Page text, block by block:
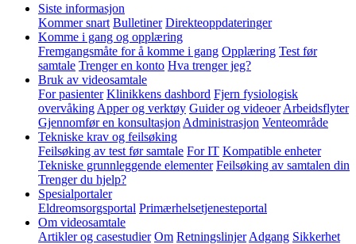
Siste informasjon
Kommer snart Bulletiner Direkteoppdateringer
Komme i gang og opplæring
Fremgangsmåte for å komme i gang Opplæring Test før
samtale Trenger en konto Hva trenger jeg?
Bruk av videosamtale
For pasienter Klinikkens dashbord Fjern fysiologisk
overvåking Apper og verktøy Guider og videoer Arbeidsflyter
Gjennomfør en konsultasjon Administrasjon Venteområde
Tekniske krav og feilsøking
Feilsøking av test før samtale For IT Kompatible enheter
Tekniske grunnleggende elementer Feilsøking av samtalen din
Trenger du hjelp?
Spesialportaler
Eldreomsorgsportal Primærhelsetjenesteportal
Om videosamtale
Artikler og casestudier Om Retningslinjer Adgang Sikkerhet